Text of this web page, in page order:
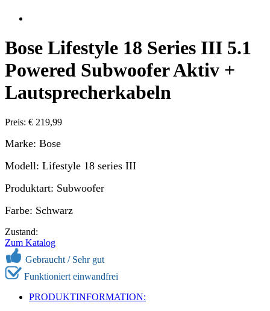
Bose Lifestyle 18 Series III 5.1
Powered Subwoofer Aktiv +
Lautsprecherkabeln
Preis: € 219,99
Marke: Bose
Modell: Lifestyle 18 series III
Produktart: Subwoofer
Farbe: Schwarz
Zustand:
Zum Katalog
Gebraucht / Sehr gut
Funktioniert einwandfrei
PRODUKTINFORMATION: